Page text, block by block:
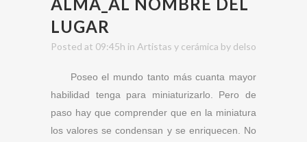
LUGAR
Posted at 09:45h in Artistas y cerámica by delso
Poseo el mundo tanto más cuanta mayor
habilidad tenga para miniaturizarlo. Pero de
paso hay que comprender que en la miniatura
los valores se condensan y se enriquecen. No